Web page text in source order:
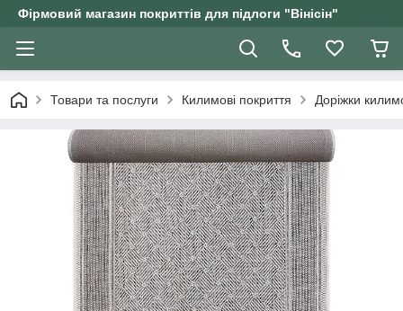
Фірмовий магазин покриттів для підлоги "Вінісін"
Товари та послуги Килимові покриття Доріжки